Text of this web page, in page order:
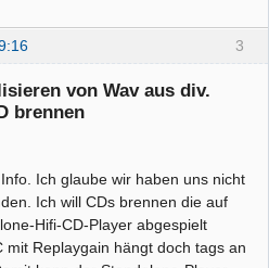
3
von Wav aus div.
brennen
Ich glaube wir haben uns nicht
Ich will CDs brennen die auf
Hifi-CD-Player abgespielt
mit Replaygain hängt doch tags an